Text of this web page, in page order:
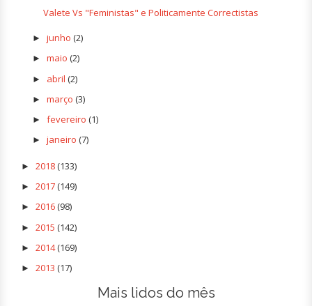
Valete Vs "Feministas" e Politicamente Correctistas
► junho (2)
► maio (2)
► abril (2)
► março (3)
► fevereiro (1)
► janeiro (7)
► 2018(133)
► 2017(149)
► 2016(98)
► 2015 (142)
► 2014(169)
► 2013 (17)
Mais lidos do mês